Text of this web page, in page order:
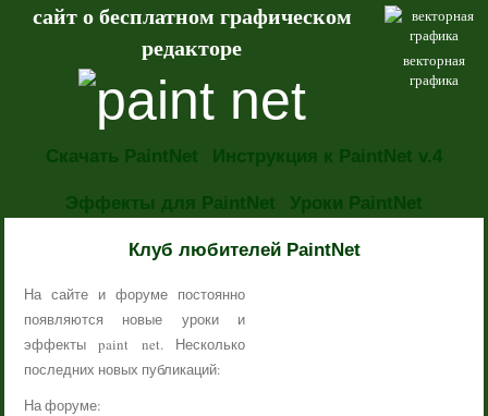
векторная
графика
сайт о бесплатном графическом
редакторе
Скачать PaintNet Инструкция к PaintNet v.4
Эффекты для PaintNet Уроки PaintNet
Клуб любителей PaintNet
На сайте и форуме постоянно
появляются новые уроки и
эффекты paint net. Несколько
последних новых публикаций:
На форуме: